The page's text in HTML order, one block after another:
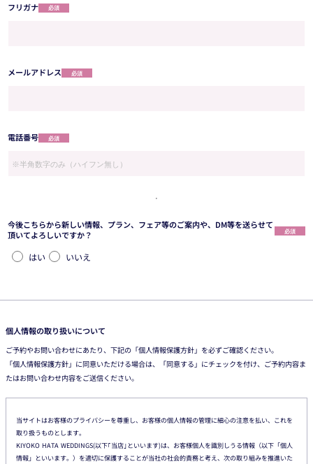
フリガナ 必須
メールアドレス 必須
電話番号 必須
今後こちらから新しい情報、プラン、フェア等のご案内や、DM等を送らせて
頂いてよろしいですか？
必須
はい いいえ
個人情報の取り扱いについて
ご予約やお問い合わせにあたり、下記の「個人情報保護方針」を必ずご確認ください。
「個人情報保護方針」に同意いただける場合は、「同意する」にチェックを付け、ご予約内容ま
たはお問い合わせ内容をご送信ください。
当サイトはお客様のプライバシーを尊重し、お客様の個人情報の管理に細心の注意を払い、これを
取り扱うものとします。
KIYOKO HATA WEDDINGS(以下｢当店｣といいます)は、お客様個人を識別しうる情報（以下「個人
情報」といいます。）を適切に保護することが当社の社会的責務と考え、次の取り組みを推進いた